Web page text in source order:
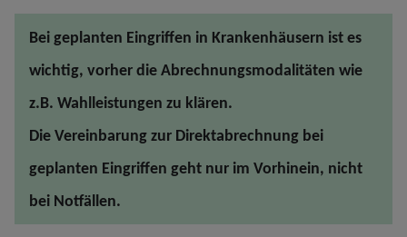
Bei geplanten Eingriffen in Krankenhäusern ist es
wichtig, vorher die Abrechnungsmodalitäten wie
z.B. Wahlleistungen zu klären.
Die Vereinbarung zur Direktabrechnung bei
geplanten Eingriffen geht nur im Vorhinein, nicht
bei Notfällen.